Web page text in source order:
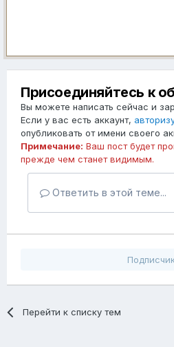
Присоединяйтесь к
Вы можете написать сейчас и
Если у вас есть аккаунт,
опубликовать от имени своего
Примечание: Ваш пост будет
прежде чем станет видимым.
Ответить в этой теме...
Перейти к списку тем